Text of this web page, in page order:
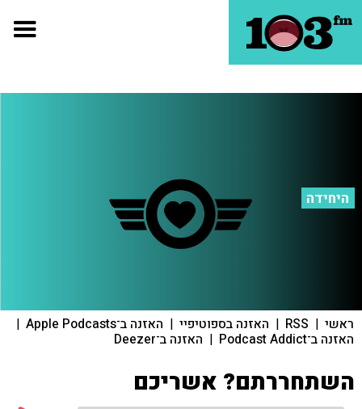
היחידה
ראשי |
RSS
| האזנה בספוטיפיי | האזנה ב־Apple Podcasts |
האזנה ב־Podcast Addict | האזנה ב־Deezer
השתחררתם? אשריכם